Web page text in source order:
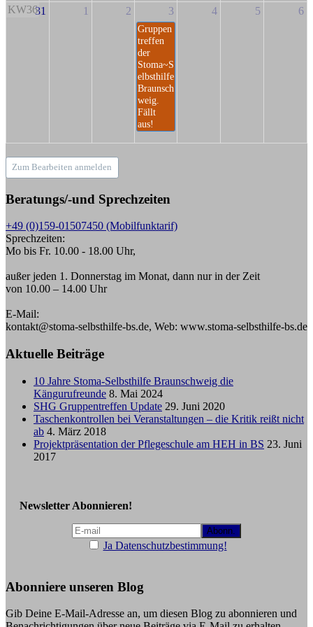
KW3631 1 2 3
Gruppen
treffen
der
Stoma~S
elbsthilfe
Braunsch
weig.
Fällt
aus!
4 5 6
Zum Bearbeiten anmelden
Beratungs/-und Sprechzeiten
+49 (0)159-01507450 (Mobilfunktarif)
Sprechzeiten:
Mo bis Fr. 10.00 - 18.00 Uhr,
außer jeden 1. Donnerstag im Monat, dann nur in der Zeit
von 10.00 – 14.00 Uhr
E-Mail:
kontakt@stoma-selbsthilfe-bs.de, Web: www.stoma-selbsthilfe-bs.de
Aktuelle Beiträge
10 Jahre Stoma-Selbsthilfe Braunschweig die
Kängurufreunde 8. Mai 2024
SHG Gruppentreffen Update 29. Juni 2020
Taschenkontrollen bei Veranstaltungen – die Kritik reißt nicht
ab 4. März 2018
Projektpräsentation der Pflegeschule am HEH in BS 23. Juni
2017
Newsletter Abonnieren!
Ja Datenschutzbestimmung!
Abonniere unseren Blog
Gib Deine E-Mail-Adresse an, um diesen Blog zu abonnieren und